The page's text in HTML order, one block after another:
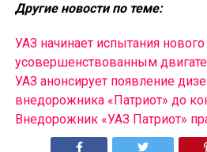
Другие новости по теме:
УАЗ начинает испытания
усовершенствованным
УАЗ анонсирует появление
внедорожника «Патриот» до
Внедорожник «УАЗ Патриот»